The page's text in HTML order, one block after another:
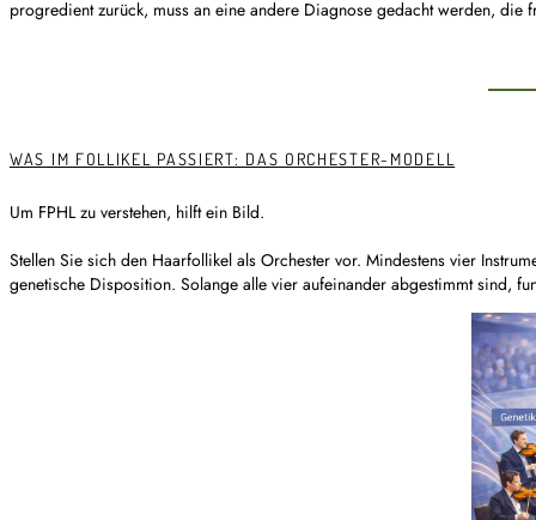
progredient zurück, muss an eine andere Diagnose gedacht werden,
WAS IM FOLLIKEL PASSIERT: DAS ORCHESTER-MODELL
Um FPHL zu verstehen, hilft ein Bild.
Stellen Sie sich den Haarfollikel als Orchester vor. Mindestens vier
genetische Disposition. Solange alle vier aufeinander abgestimmt sind,